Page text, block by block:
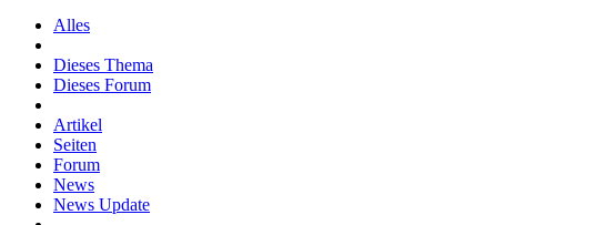
Alles
Dieses Thema
Dieses Forum
Artikel
Seiten
Forum
News
News Update